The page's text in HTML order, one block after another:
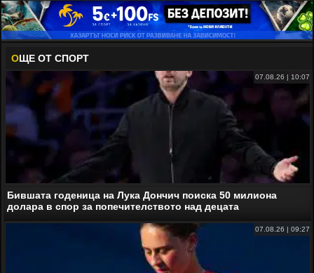
ОЩЕ ОТ СПОРТ
07.08.26 | 10:07
Бившата годеница на Лука Дончич поиска 50 милиона
долара в спор за попечителството над децата
07.08.26 | 09:27